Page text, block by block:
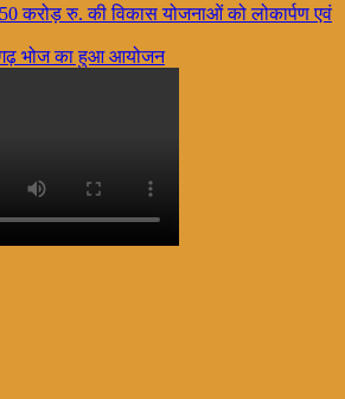
50 करोड़ रु. की विकास योजनाओं को लोकार्पण एवं
गढ़ भोज का हुआ आयोजन